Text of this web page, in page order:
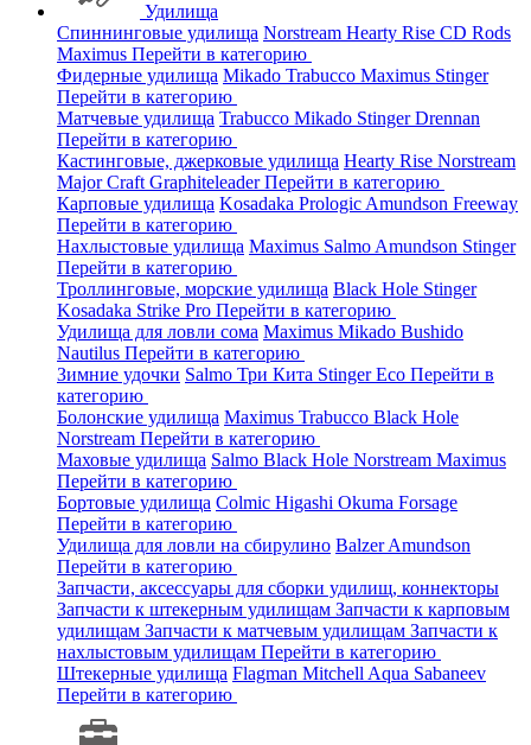
Удилища
Спиннинговые удилища Norstream Hearty Rise CD Rods
Maximus Перейти в категорию
Фидерные удилища Mikado Trabucco Maximus Stinger
Перейти в категорию
Матчевые удилища Trabucco Mikado StingerDrennan
Перейти в категорию
Кастинговые, джерковые удилища Hearty Rise Norstream
Major Craft GraphiteleaderПерейти в категорию
Карповые удилища Kosadaka Prologic Amundson Freeway
Перейти в категорию
Нахлыстовые удилища Maximus Salmo Amundson Stinger
Перейти в категорию
Троллинговые, морские удилища Black Hole Stinger
Kosadaka Strike Pro Перейти в категорию
Удилища для ловли сома Maximus Mikado Bushido
Nautilus Перейти в категорию
Зимние удочки Salmo Три Кита StingerEco Перейти в
категорию
Болонские удилища Maximus Trabucco Black Hole
Norstream Перейти в категорию
Маховые удилища Salmo Black Hole Norstream Maximus
Перейти в категорию
Бортовые удилища Colmic Higashi Okuma Forsage
Перейти в категорию
Удилища для ловли на сбирулино BalzerAmundson
Перейти в категорию
Запчасти, аксессуары для сборки удилищ, коннекторы
Запчасти к штекерным удилищам Запчасти к карповым
удилищам Запчасти к матчевым удилищам Запчасти к
нахлыстовым удилищам Перейти в категорию
Штекерные удилища Flagman Mitchell Aqua Sabaneev
Перейти в категорию